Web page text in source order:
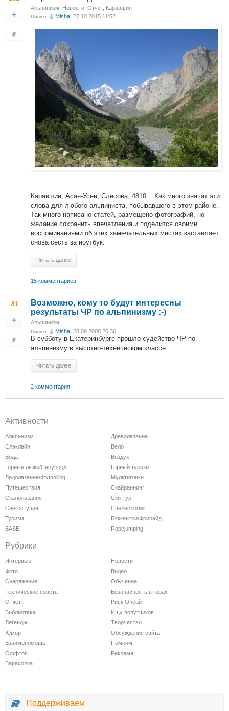
Альпинизм Новости Отчет, Каравшин
Пишет Misha , 27.10.2015 11:52
Каравшин, Асан-Усен, Слесова, 4810... Как много значат эти
слова для любого альпиниста, побывавшего в этом районе.
Так много написано статей, размещено фотографий, но
желание сохранить впечатления и поделится своими
воспоминаниями об этих замечательных местах заставляет
снова сесть за ноутбук.
Читать далее
15 комментариев
81
Возможно, кому то будут интересны
результаты ЧР по альпинизму :-)
Альпинизм
Пишет Misha , 28.09.2008 20:36
В субботу в Екатеринбурге прошло судейство ЧР по
альпинизму в высотно-техническом классе.
Читать далее
2 комментария
Активности
Альпинизм
Древолазание
Слэклайн
Вело
Вода
Воздух
Горные лыжи/Сноуборд
Горный туризм
Ледолазание/drytoolling
Мультигонки
Путешествия
Скайраннинг
Скалолазание
Ски-тур
Снегоступинг
Спелеология
Туризм
Бэккантри/Фрирайд
BASE
Ropejumping
Рубрики
Интервью
Новости
Фото
Видео
Снаряжение
Обучение
Технические советы
Безопасность в горах
Отчет
Риск Онсайт
Библиотека
Ищу попутчиков
Легенды
Творчество
Юмор
Обсуждение сайта
Взаимопомощь
Помним
Оффтоп
Реклама
Барахолка
Поддерживаем